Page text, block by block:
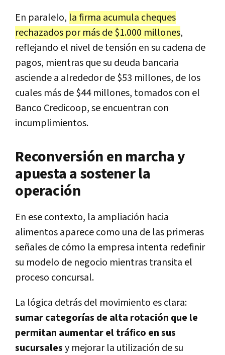
En paralelo, la firma acumula cheques
rechazados por más de $1.000 millones,
reflejando el nivel de tensión en su cadena de
pagos, mientras que su deuda bancaria
asciende a alrededor de $53 millones, de los
cuales más de $44 millones, tomados con el
Banco Credicoop, se encuentran con
incumplimientos.
Reconversión en marcha y
apuesta a sostener la
operación
En ese contexto, la ampliación hacia
alimentos aparece como una de las primeras
señales de cómo la empresa intenta redefinir
su modelo de negocio mientras transita el
proceso concursal.
La lógica detrás del movimiento es clara:
sumar categorías de alta rotación que le
permitan aumentar el tráfico en sus
sucursalesy mejorar la utilización de su